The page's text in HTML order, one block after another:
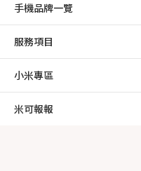
手機品牌一覽
服務項目
小米專區
米可報報